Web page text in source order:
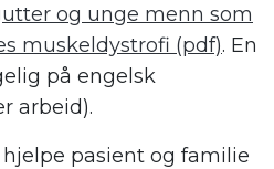
og unge menn som
muskeldystrofi (pdf). En
på engelsk
arbeid).
pasient og familie